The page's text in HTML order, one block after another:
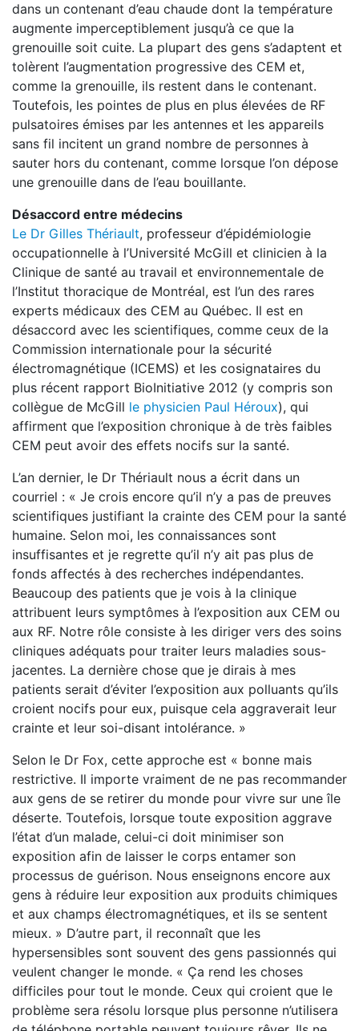
dans un contenant d’eau chaude dont la température
augmente imperceptiblement jusqu’à ce que la
grenouille soit cuite. La plupart des gens s’adaptent et
tolèrent l’augmentation progressive des CEM et,
comme la grenouille, ils restent dans le contenant.
Toutefois, les pointes de plus en plus élevées de RF
pulsatoires émises par les antennes et les appareils
sans fil incitent un grand nombre de personnes à
sauter hors du contenant, comme lorsque l’on dépose
une grenouille dans de l’eau bouillante.
Désaccord entre médecins
Le Dr Gilles Thériault, professeur d’épidémiologie
occupationnelle à l’Université McGill et clinicien à la
Clinique de santé au travail et environnementale de
l’Institut thoracique de Montréal, est l’un des rares
experts médicaux des CEM au Québec. Il est en
désaccord avec les scientifiques, comme ceux de la
Commission internationale pour la sécurité
électromagnétique (ICEMS) et les cosignataires du
plus récent rapport BioInitiative 2012 (y compris son
collègue de McGill le physicien Paul Héroux), qui
affirment que l’exposition chronique à de très faibles
CEM peut avoir des effets nocifs sur la santé.
L’an dernier, le Dr Thériault nous a écrit dans un
courriel : « Je crois encore qu’il n’y a pas de preuves
scientifiques justifiant la crainte des CEM pour la santé
humaine. Selon moi, les connaissances sont
insuffisantes et je regrette qu’il n’y ait pas plus de
fonds affectés à des recherches indépendantes.
Beaucoup des patients que je vois à la clinique
attribuent leurs symptômes à l’exposition aux CEM ou
aux RF. Notre rôle consiste à les diriger vers des soins
cliniques adéquats pour traiter leurs maladies sous-
jacentes. La dernière chose que je dirais à mes
patients serait d’éviter l’exposition aux polluants qu’ils
croient nocifs pour eux, puisque cela aggraverait leur
crainte et leur soi-disant intolérance. »
Selon le Dr Fox, cette approche est « bonne mais
restrictive. Il importe vraiment de ne pas recommander
aux gens de se retirer du monde pour vivre sur une île
déserte. Toutefois, lorsque toute exposition aggrave
l’état d’un malade, celui-ci doit minimiser son
exposition afin de laisser le corps entamer son
processus de guérison. Nous enseignons encore aux
gens à réduire leur exposition aux produits chimiques
et aux champs électromagnétiques, et ils se sentent
mieux. » D’autre part, il reconnaît que les
hypersensibles sont souvent des gens passionnés qui
veulent changer le monde. « Ça rend les choses
difficiles pour tout le monde. Ceux qui croient que le
problème sera résolu lorsque plus personne n’utilisera